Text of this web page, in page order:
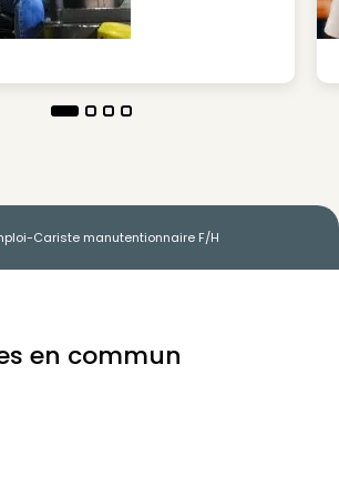
-Cariste manutentionnaire F/H
en commun